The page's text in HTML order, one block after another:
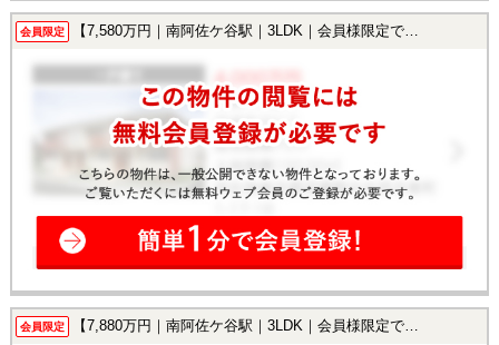
会員限定 【7,580万円｜南阿佐ケ谷駅｜3LDK｜会員様限定で公開中！】
会員限定 【7,880万円｜南阿佐ケ谷駅｜3LDK｜会員様限定で公開中！】